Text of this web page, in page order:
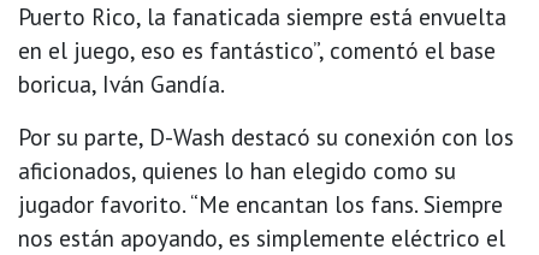
Puerto Rico, la fanaticada siempre está envuelta
en el juego, eso es fantástico”, comentó el base
boricua, Iván Gandía.
Por su parte, D-Wash destacó su conexión con los
aficionados, quienes lo han elegido como su
jugador favorito. “Me encantan los fans. Siempre
nos están apoyando, es simplemente eléctrico el